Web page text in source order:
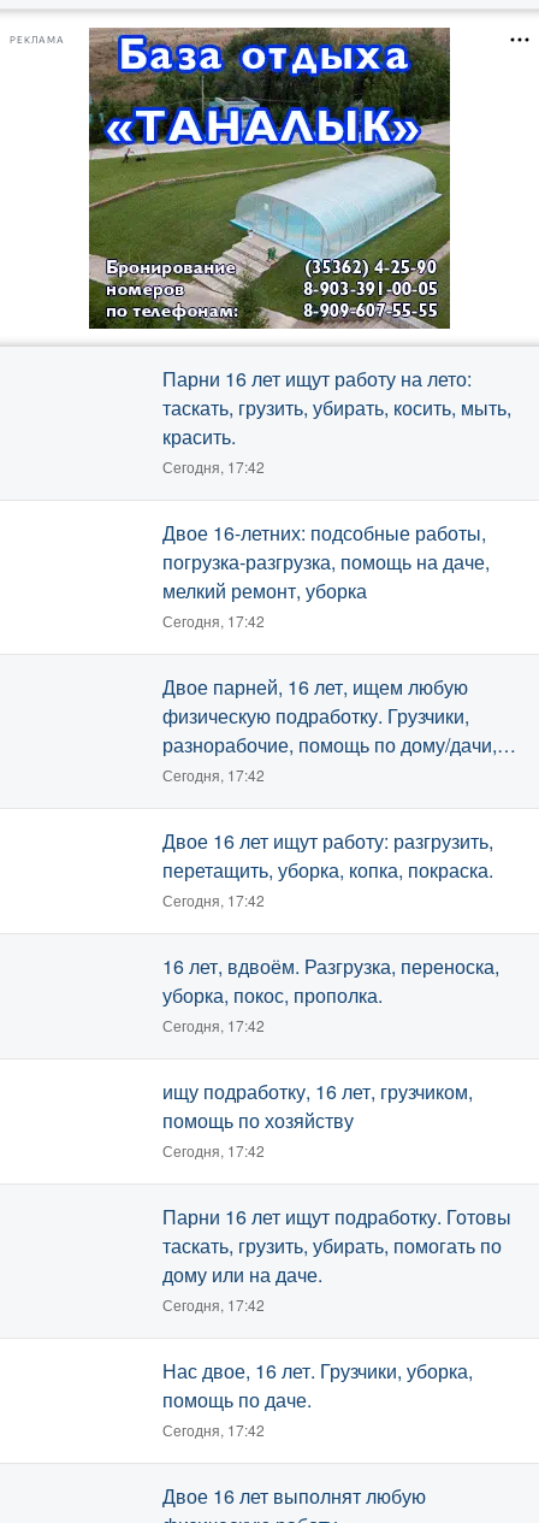
РЕКЛАМА
Парни 16 лет ищут работу на лето:
таскать, грузить, убирать, косить, мыть,
красить.
Сегодня, 17:42
Двое 16-летних: подсобные работы,
погрузка-разгрузка, помощь на даче,
мелкий ремонт, уборка
Сегодня, 17:42
Двое парней, 16 лет, ищем любую
физическую подработку. Грузчики,
разнорабочие, помощь по дому/дачи,
уборка территории.
Сегодня, 17:42
Двое 16 лет ищут работу: разгрузить,
перетащить, уборка, копка, покраска.
Сегодня, 17:42
16 лет, вдвоём. Разгрузка, переноска,
уборка, покос, прополка.
Сегодня, 17:42
ищу подработку, 16 лет, грузчиком,
помощь по хозяйству
Сегодня, 17:42
Парни 16 лет ищут подработку. Готовы
таскать, грузить, убирать, помогать по
дому или на даче.
Сегодня, 17:42
Нас двое, 16 лет. Грузчики, уборка,
помощь по даче.
Сегодня, 17:42
Двое 16 лет выполнят любую